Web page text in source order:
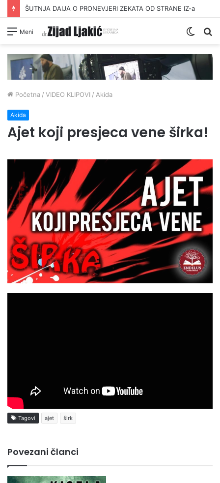
ŠUTNJA DAIJA O PRONEVJERI ZEKATA OD STRANE IZ-a
Meni
Switch
Početna / VIDEO KLIPOVI / Akida
Akida
Ajet koji presjeca vene širka!
Tagovi ajet širk
Povezani članci